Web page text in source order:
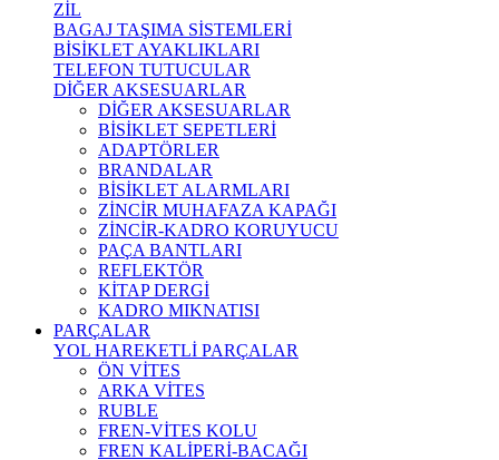
ZİL
BAGAJ TAŞIMA SİSTEMLERİ
BİSİKLET AYAKLIKLARI
TELEFON TUTUCULAR
DİĞER AKSESUARLAR
DİĞER AKSESUARLAR
BİSİKLET SEPETLERİ
ADAPTÖRLER
BRANDALAR
BİSİKLET ALARMLARI
ZİNCİR MUHAFAZA KAPAĞI
ZİNCİR-KADRO KORUYUCU
PAÇA BANTLARI
REFLEKTÖR
KİTAP DERGİ
KADRO MIKNATISI
PARÇALAR
YOL HAREKETLİ PARÇALAR
ÖN VİTES
ARKA VİTES
RUBLE
FREN-VİTES KOLU
FREN KALİPERİ-BACAĞI